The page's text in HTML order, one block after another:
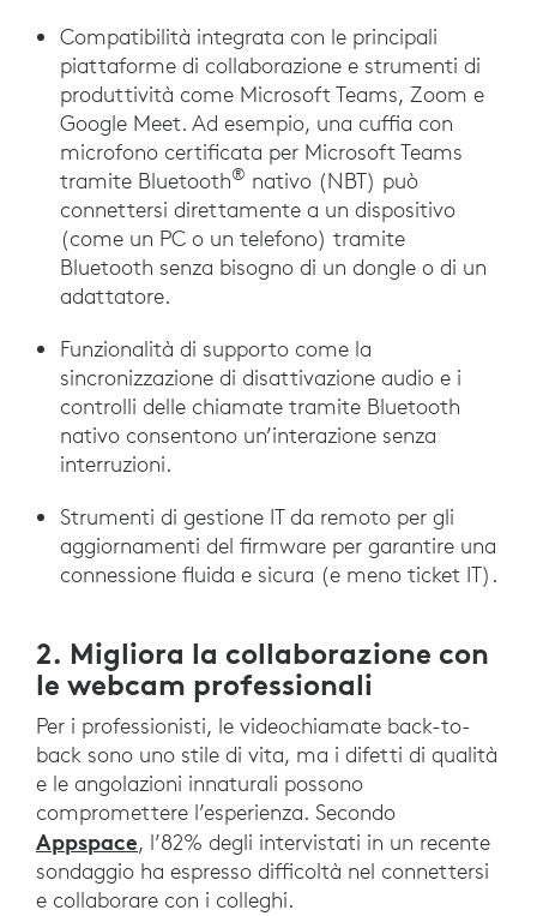
Compatibilità integrata con le principali
piattaforme di collaborazione e strumenti di
produttività come Microsoft Teams, Zoom e
Google Meet. Ad esempio, una cuffia con
microfono certificata per Microsoft Teams
tramite Bluetooth® nativo (NBT) può
connettersi direttamente a un dispositivo
(come un PC o un telefono) tramite
Bluetooth senza bisogno di un dongle o di un
adattatore.
Funzionalità di supporto come la
sincronizzazione di disattivazione audio e i
controlli delle chiamate tramite Bluetooth
nativo consentono un’interazione senza
interruzioni.
Strumenti di gestione IT da remoto per gli
aggiornamenti del firmware per garantire una
connessione fluida e sicura (e meno ticket IT).
2. Migliora la collaborazione con
le webcam professionali
Per i professionisti, le videochiamate back-to-
back sono uno stile di vita, ma i difetti di qualità
e le angolazioni innaturali possono
compromettere l’esperienza. Secondo
Appspace, l’82% degli intervistati in un recente
sondaggio ha espresso difficoltà nel connettersi
e collaborare con i colleghi.